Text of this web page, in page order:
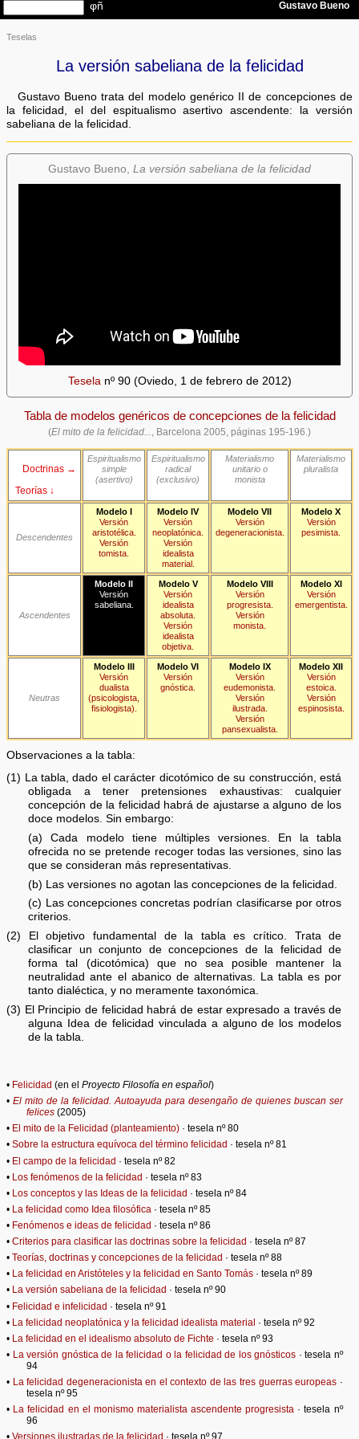
Teselas
La versión sabeliana de la felicidad
Gustavo Bueno trata del modelo genérico II de concepciones de
la felicidad, el del espitualismo asertivo ascendente: la versión
sabeliana de la felicidad.
Gustavo Bueno, La versión sabeliana de la felicidad
Tesela nº 90 (Oviedo, 1 de febrero de 2012)
Tabla de modelos genéricos de concepciones de la felicidad
(El mito de la felicidad..., Barcelona 2005, páginas 195-196.)
Doctrinas →
Teorías ↓
Espiritualismo
simple
(asertivo)
Espiritualismo
radical
(exclusivo)
Materialismo
unitario o
monista
Materialismo
pluralista
Descendentes
Modelo I
Versión
aristotélica.
Versión
tomista.
Modelo IV
Versión
neoplatónica.
Versión
idealista
material.
Modelo VII
Versión
degeneracionista.
Modelo X
Versión
pesimista.
Ascendentes
Modelo II
Versión
sabeliana.
Modelo V
Versión
idealista
absoluta.
Versión
idealista
objetiva.
Modelo VIII
Versión
progresista.
Versión
monista.
Modelo XI
Versión
emergentista.
Neutras
Modelo III
Versión
dualista
(psicologista,
fisiologista).
Modelo VI
Versión
gnóstica.
Modelo IX
Versión
eudemonista.
Versión
ilustrada.
Versión
pansexualista.
Modelo XII
Versión
estoica.
Versión
espinosista.
Observaciones a la tabla:
(1) La tabla, dado el carácter dicotómico de su construcción, está
obligada a tener pretensiones exhaustivas: cualquier
concepción de la felicidad habrá de ajustarse a alguno de los
doce modelos. Sin embargo:
(a) Cada modelo tiene múltiples versiones. En la tabla
ofrecida no se pretende recoger todas las versiones, sino las
que se consideran más representativas.
(b) Las versiones no agotan las concepciones de la felicidad.
(c) Las concepciones concretas podrían clasificarse por otros
criterios.
(2) El objetivo fundamental de la tabla es crítico. Trata de
clasificar un conjunto de concepciones de la felicidad de
forma tal (dicotómica) que no sea posible mantener la
neutralidad ante el abanico de alternativas. La tabla es por
tanto dialéctica, y no meramente taxonómica.
(3) El Principio de felicidad habrá de estar expresado a través de
alguna Idea de felicidad vinculada a alguno de los modelos
de la tabla.
• Felicidad (en elProyecto Filosofía en español)
•El mito de la felicidad. Autoayuda para desengaño de quienes buscan ser
felices(2005)
• El mito de la Felicidad (planteamiento) · tesela nº 80
•Sobre la estructura equívoca del término felicidad · tesela nº 81
• El campo de la felicidad · tesela nº 82
• Los fenómenos de la felicidad · tesela nº 83
• Los conceptos y las Ideas de la felicidad · tesela nº 84
• La felicidad como Idea filosófica · tesela nº 85
• Fenómenos e ideas de felicidad · tesela nº 86
•Criterios para clasificar las doctrinas sobre la felicidad · tesela nº 87
•Teorías, doctrinas y concepciones de la felicidad · tesela nº 88
• La felicidad en Aristóteles y la felicidad en Santo Tomás · tesela nº 89
• La versión sabeliana de la felicidad · tesela nº 90
• Felicidad e infelicidad · tesela nº 91
• La felicidad neoplatónica y la felicidad idealista material · tesela nº 92
• La felicidad en el idealismo absoluto de Fichte · tesela nº 93
• La versión gnóstica de la felicidad o la felicidad de los gnósticos · tesela nº
94
• La felicidad degeneracionista en el contexto de las tres guerras europeas ·
tesela nº 95
• La felicidad en el monismo materialista ascendente progresista · tesela nº
96
•Versiones ilustradas de la felicidad · tesela nº 97